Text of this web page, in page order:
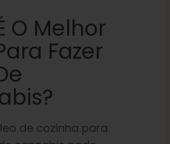
O Melhor
Fazer
de cozinha para